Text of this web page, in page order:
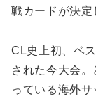
戦カードが決定
CL史上初、ベ
された今大会
っている海外サ